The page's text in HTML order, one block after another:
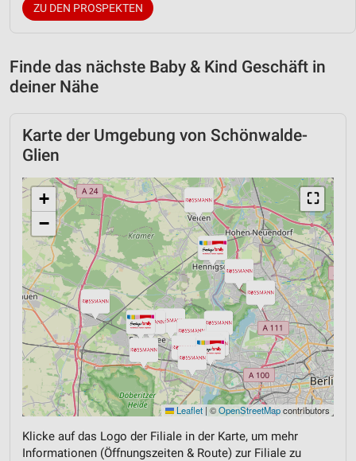
ZU DEN PROSPEKTEN
Finde das nächste Baby & Kind Geschäft in
deiner Nähe
Karte der Umgebung von Schönwalde-
Glien
⛶
+
−
Leaflet | ©OpenStreetMapcontributors
Klicke auf das Logo der Filiale in der Karte, um mehr
Informationen (Öffnungszeiten & Route) zur Filiale zu